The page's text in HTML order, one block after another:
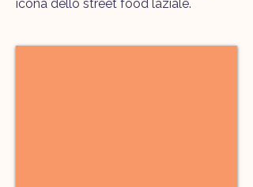
icona dello street food laziale.